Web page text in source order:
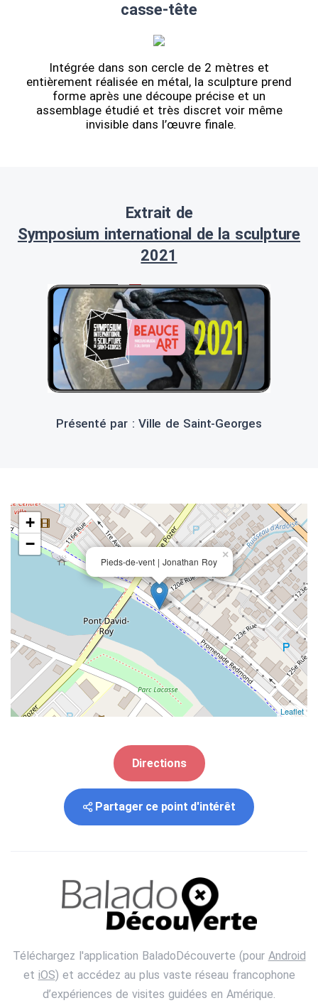
casse-tête
Intégrée dans son cercle de 2 mètres et
entièrement réalisée en métal, la sculpture prend
forme après une découpe précise et un
assemblage étudié et très discret voir même
invisible dans l’œuvre finale.
Extrait de
Symposium international de la sculpture
2021
Présenté par : Ville de Saint-Georges
Pieds-de-vent | Jonathan Roy
×
+
−
Leaflet
Directions
Partager ce point d'intérêt
Téléchargez l'application BaladoDécouverte (pour Android
et iOS) et accédez au plus vaste réseau francophone
d’expériences de visites guidées en Amérique.